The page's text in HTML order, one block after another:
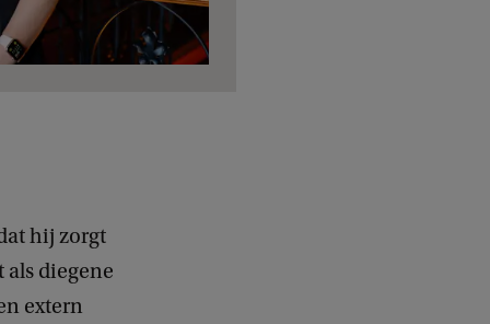
hij zorgt
als diegene
extern